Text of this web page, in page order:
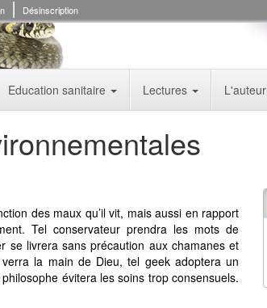
Désinscription
Education sanitaire Lectures L'auteur
des maux qu’il vit, mais aussi en rapport
Tel conservateur prendra les mots de
se livrera sans précaution aux chamanes et
la main de Dieu, tel geek adoptera un
évitera les soins trop consensuels.